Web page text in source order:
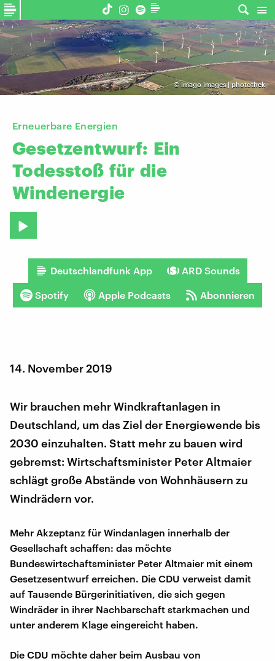
© imago images | photothek
Erneuerbare Energien
Gesetzentwurf: Ein
Todesstoß für die
Windenergie
Deutschlandfunk App ARD Sounds
Spotify Apple Podcasts Abonnieren
14. November 2019
Wir brauchen mehr Windkraftanlagen in
Deutschland, um das Ziel der Energiewende bis
2030 einzuhalten. Statt mehr zu bauen wird
gebremst: Wirtschaftsminister Peter Altmaier
schlägt große Abstände von Wohnhäusern zu
Windrädern vor.
Mehr Akzeptanz für Windanlagen innerhalb der
Gesellschaft schaffen: das möchte
Bundeswirtschaftsminister Peter Altmaier mit einem
Gesetzesentwurf erreichen. Die CDU verweist damit
auf Tausende Bürgerinitiativen, die sich gegen
Windräder in ihrer Nachbarschaft starkmachen und
unter anderem Klage eingereicht haben.
Die CDU möchte daher beim Ausbau von